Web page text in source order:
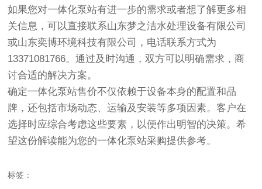
如果您对一体化泵站有进一步的需求或者想了解更多相
关信息，可以直接联系山东梦之洁水处理设备有限公司
或山东奕博环境科技有限公司，电话联系方式为
13371081766。通过及时沟通，双方可以明确需求，商
讨合适的解决方案。
确定一体化泵站售价不仅依赖于设备本身的配置和品
牌，还包括市场动态、运输及安装等多项因素。客户在
选择时应综合考虑这些要素，以便作出明智的决策。希
望这份解读能为您的一体化泵站采购提供参考。
标签：